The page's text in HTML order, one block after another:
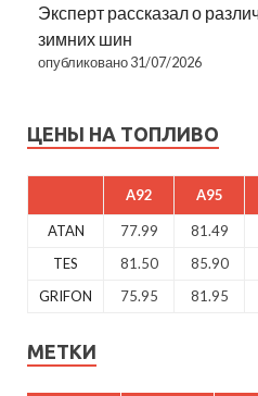
Эксперт рассказал о
зимних шин
опубликовано 31/07/2026
ЦЕНЫ НА ТОПЛИВО
A92 A95
ATAN 77.99 81.49
TES
81.50 85.90
GRIFON
75.95 81.95
МЕТКИ